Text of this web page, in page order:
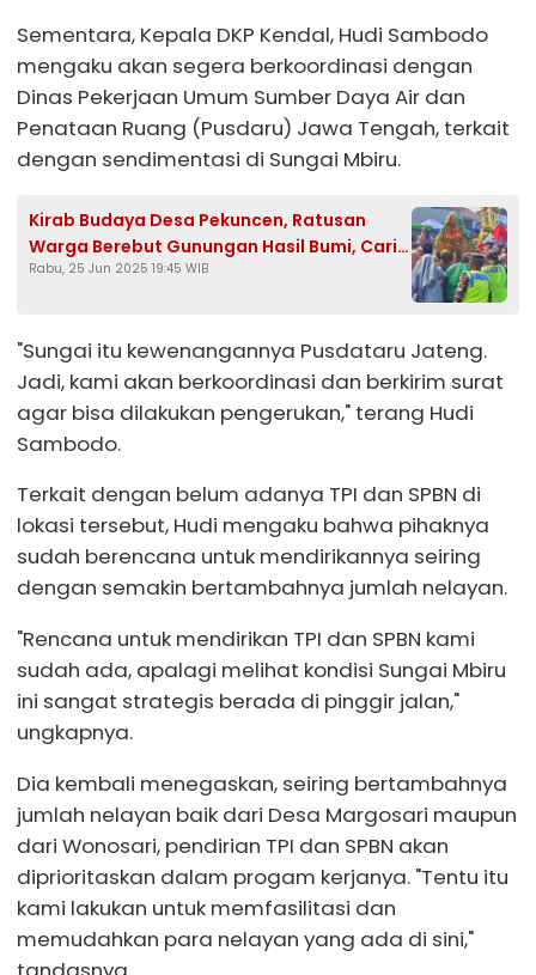
Sementara, Kepala DKP Kendal, Hudi Sambodo
mengaku akan segera berkoordinasi dengan
Dinas Pekerjaan Umum Sumber Daya Air dan
Penataan Ruang (Pusdaru) Jawa Tengah, terkait
dengan sendimentasi di Sungai Mbiru.
Kirab Budaya Desa Pekuncen, Ratusan
Warga Berebut Gunungan Hasil Bumi, Cari
Keberkahan
Rabu, 25 Jun 2025 19:45 WIB
"Sungai itu kewenangannya Pusdataru Jateng.
Jadi, kami akan berkoordinasi dan berkirim surat
agar bisa dilakukan pengerukan," terang Hudi
Sambodo.
Terkait dengan belum adanya TPI dan SPBN di
lokasi tersebut, Hudi mengaku bahwa pihaknya
sudah berencana untuk mendirikannya seiring
dengan semakin bertambahnya jumlah nelayan.
"Rencana untuk mendirikan TPI dan SPBN kami
sudah ada, apalagi melihat kondisi Sungai Mbiru
ini sangat strategis berada di pinggir jalan,"
ungkapnya.
Dia kembali menegaskan, seiring bertambahnya
jumlah nelayan baik dari Desa Margosari maupun
dari Wonosari, pendirian TPI dan SPBN akan
diprioritaskan dalam progam kerjanya. "Tentu itu
kami lakukan untuk memfasilitasi dan
memudahkan para nelayan yang ada di sini,"